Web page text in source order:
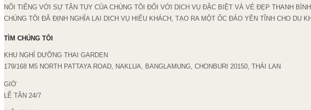
NỔI TIẾNG VỚI SỰ TẬN TỤY CỦA CHÚNG TÔI ĐỐI VỚI DỊCH VỤ ĐẶC BIỆT VÀ VẺ ĐẸP THANH
CHÚNG TÔI ĐÃ ĐỊNH NGHĨA LẠI DỊCH VỤ HIẾU KHÁCH, TẠO RA MỘT ỐC ĐẢO YÊN TĨNH CHO DU
TÌM CHÚNG TÔI
KHU NGHỈ DƯỠNG THAI GARDEN
179/168 M5 NORTH PATTAYA ROAD, NAKLUA, BANGLAMUNG, CHONBURI 20150, THÁI LAN
GIỜ
LỄ TÂN 24/7